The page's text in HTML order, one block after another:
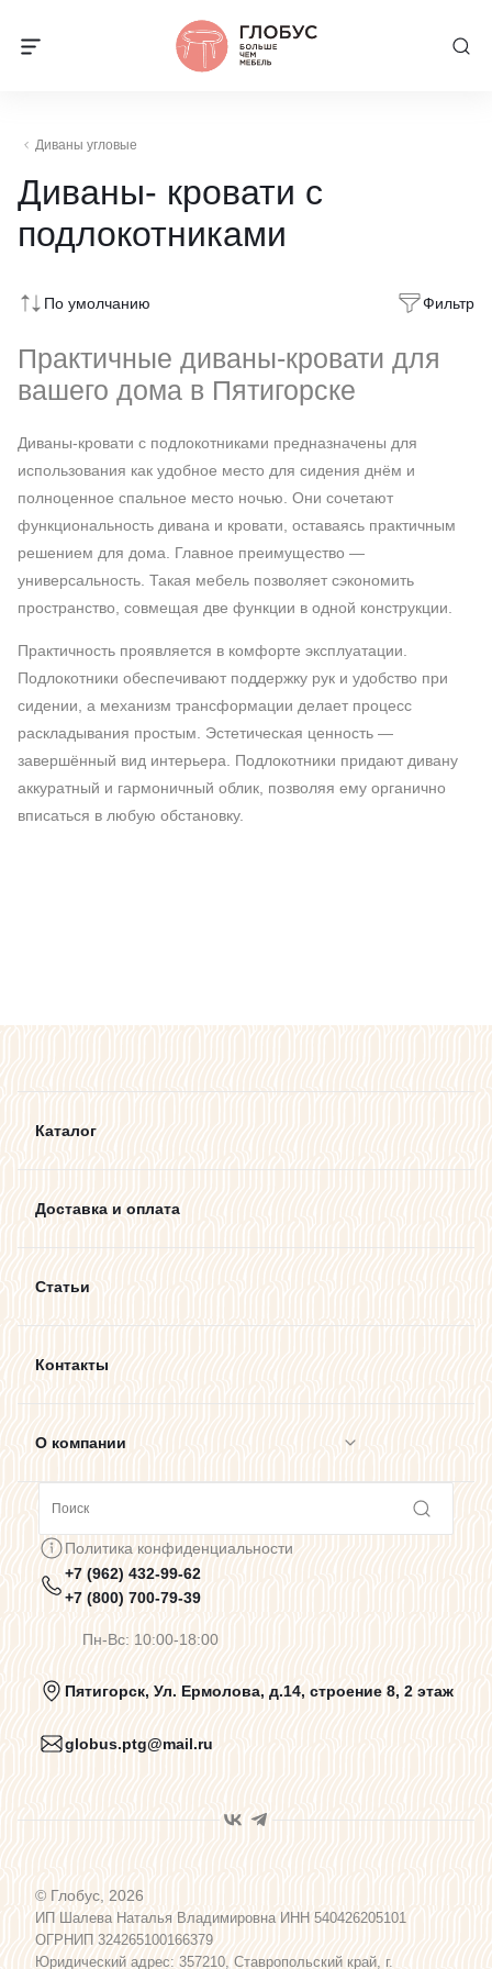
Диваны угловые
Диваны- кровати с
подлокотниками
По умолчанию Фильтр
Практичные диваны-кровати для
вашего дома в Пятигорске
Диваны-кровати с подлокотниками предназначены для
использования как удобное место для сидения днём и
полноценное спальное место ночью. Они сочетают
функциональность дивана и кровати, оставаясь практичным
решением для дома. Главное преимущество —
универсальность. Такая мебель позволяет сэкономить
пространство, совмещая две функции в одной конструкции.
Практичность проявляется в комфорте эксплуатации.
Подлокотники обеспечивают поддержку рук и удобство при
сидении, а механизм трансформации делает процесс
раскладывания простым. Эстетическая ценность —
завершённый вид интерьера. Подлокотники придают дивану
аккуратный и гармоничный облик, позволяя ему органично
вписаться в любую обстановку.
Каталог
Доставка и оплата
Статьи
Контакты
О компании
Предупреждения о цветопередаче
Политика конфиденциальности
Пользовательское соглашение
Программа лояльности
Политика конфиденциальности
+7 (962) 432-99-62
+7 (800) 700-79-39
Пн-Вс: 10:00-18:00
Пятигорск, Ул. Ермолова, д.14, строение 8, 2 этаж
globus.ptg@mail.ru
© Глобус, 2026
ИП Шалева Наталья Владимировна ИНН 540426205101
ОГРНИП 324265100166379
Юридический адрес: 357210, Ставропольский край, г.